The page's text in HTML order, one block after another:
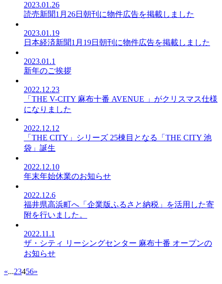
2023.01.26
読売新聞1月26日朝刊に物件広告を掲載しました
2023.01.19
日本経済新聞1月19日朝刊に物件広告を掲載しました
2023.01.1
新年のご挨拶
2022.12.23
「THE V-CITY 麻布十番 AVENUE 」がクリスマス仕様
になりました
2022.12.12
「THE CITY」シリーズ 25棟目となる「THE CITY 池
袋」誕生
2022.12.10
年末年始休業のお知らせ
2022.12.6
福井県高浜町へ「企業版ふるさと納税」を活用した寄
附を行いました。
2022.11.1
ザ・シティ リーシングセンター 麻布十番 オープンの
お知らせ
«...23456»